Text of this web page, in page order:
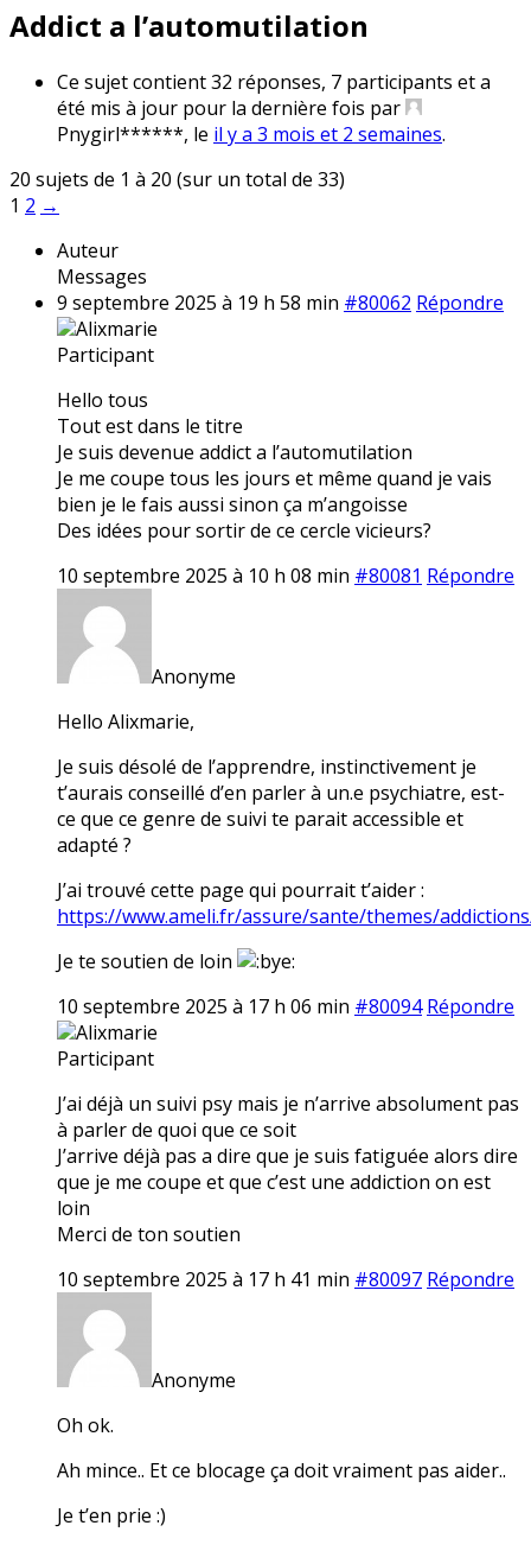
Addict a l’automutilation
Ce sujet contient 32 réponses, 7 participants et a
été mis à jour pour la dernière fois par
Pnygirl******, le il y a 3 mois et 2 semaines.
20 sujets de 1 à 20 (sur un total de 33)
1 2 →
Auteur
Messages
9 septembre 2025 à 19 h 58 min #80062 Répondre
Alixmarie
Participant
Hello tous
Tout est dans le titre
Je suis devenue addict a l’automutilation
Je me coupe tous les jours et même quand je vais
bien je le fais aussi sinon ça m’angoisse
Des idées pour sortir de ce cercle vicieurs?
10 septembre 2025 à 10 h 08 min #80081 Répondre
Anonyme
Hello Alixmarie,
Je suis désolé de l’apprendre, instinctivement je
t’aurais conseillé d’en parler à un.e psychiatre, est-
ce que ce genre de suivi te parait accessible et
adapté ?
J’ai trouvé cette page qui pourrait t’aider :
https://www.ameli.fr/assure/sante/themes/
Je te soutien de loin
10 septembre 2025 à 17 h 06 min #80094 Répondre
Alixmarie
Participant
J’ai déjà un suivi psy mais je n’arrive absolument pas
à parler de quoi que ce soit
J’arrive déjà pas a dire que je suis fatiguée alors dire
que je me coupe et que c’est une addiction on est
loin
Merci de ton soutien
10 septembre 2025 à 17 h 41 min #80097 Répondre
Anonyme
Oh ok.
Ah mince.. Et ce blocage ça doit vraiment pas aider..
Je t’en prie :)